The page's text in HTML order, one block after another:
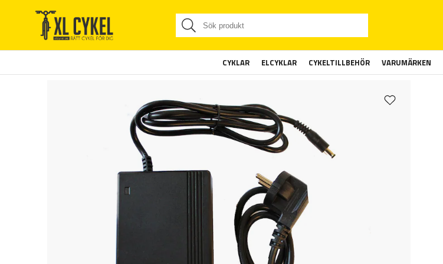
CYKLAR ELCYKLAR CYKELTILLBEHÖR VARUMÄRKEN